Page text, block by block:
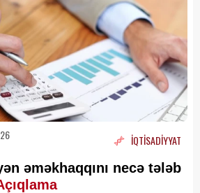
İQTİSADİYYAT
əməkhaqqını necə tələb